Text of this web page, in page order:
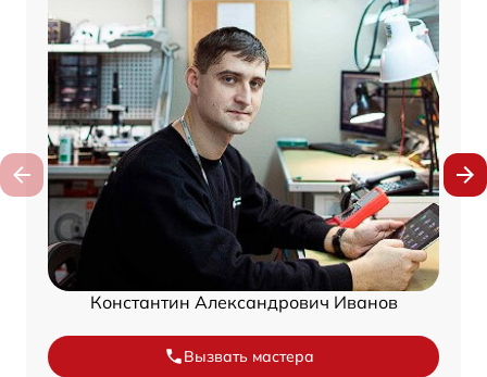
Константин Александрович Иванов
Вызвать мастера